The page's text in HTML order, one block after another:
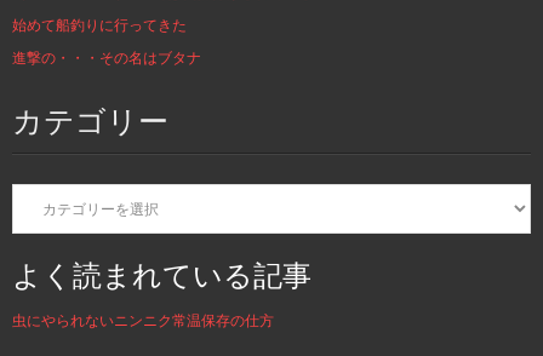
始めて船釣りに行ってきた
進撃の・・・その名はブタナ
カテゴリー
カ
ゴ
リ
ー
よく読まれている記事
虫にやられないニンニク常温保存の仕方